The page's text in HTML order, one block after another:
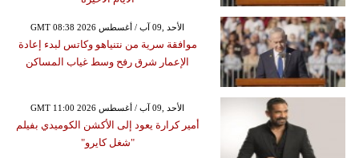
GMT 08:38 2026 الأحد ,09 آب / أغسطس
موافقة سرية من نتنياهو وكاتس لبدء إعادة
الإعمار شرق رفح وسط غياب المساكن
GMT 11:00 2026 الأحد ,09 آب / أغسطس
أمير كرارة يعود إلى الأكشن الكوميدي بفيلم
"شغل كايرو"